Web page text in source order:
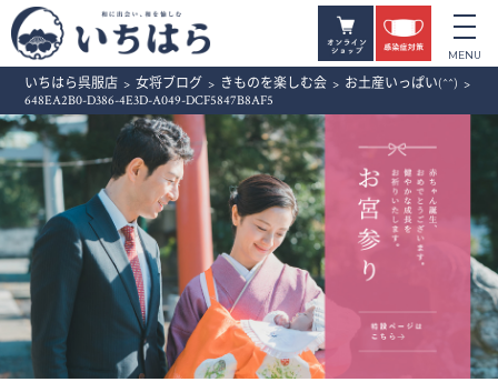
いちはら呉服店 > 女将ブログ > きものを楽しむ会 > お土産いっぱい(^^) >
648EA2B0-D386-4E3D-A049-DCF5847B8AF5